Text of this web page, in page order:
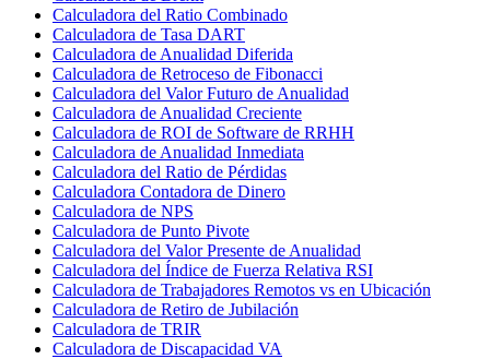
Calculadora del Ratio Combinado
Calculadora de Tasa DART
Calculadora de Anualidad Diferida
Calculadora de Retroceso de Fibonacci
Calculadora del Valor Futuro de Anualidad
Calculadora de Anualidad Creciente
Calculadora de ROI de Software de RRHH
Calculadora de Anualidad Inmediata
Calculadora del Ratio de Pérdidas
Calculadora Contadora de Dinero
Calculadora de NPS
Calculadora de Punto Pivote
Calculadora del Valor Presente de Anualidad
Calculadora del Índice de Fuerza Relativa RSI
Calculadora de Trabajadores Remotos vs en Ubicación
Calculadora de Retiro de Jubilación
Calculadora de TRIR
Calculadora de Discapacidad VA